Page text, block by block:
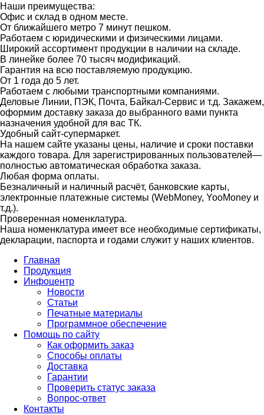
Наши преимущества:
Офис и склад в одном месте.
От ближайшего метро 7 минут пешком.
Работаем с юридическими и физическими лицами.
Широкий ассортимент продукции в наличии на складе.
В линейке более 70 тысяч модификаций.
Гарантия на всю поставляемую продукцию.
От 1 года до 5 лет.
Работаем с любыми транспортными компаниями.
Деловые Линии, ПЭК, Почта, Байкал-Сервис и т.д. Закажем,
оформим доставку заказа до выбранного вами пункта
назначения удобной для вас ТК.
Удобный сайт-супермаркет.
На нашем сайте указаны цены, наличие и сроки поставки
каждого товара. Для зарегистрированных пользователей—
полностью автоматическая обработка заказа.
Любая форма оплаты.
Безналичный и наличный расчёт, банковские карты,
электронные платежные системы (WebMoney, YooMoney и
т.д.).
Проверенная номенклатура.
Наша номенклатура имеет все необходимые сертификаты,
декларации, паспорта и годами служит у наших клиентов.
Главная
Продукция
Инфоцентр
Новости
Статьи
Печатные материалы
Программное обеспечение
Помощь по сайту
Как оформить заказ
Способы оплаты
Доставка
Гарантии
Проверить статус заказа
Вопрос-ответ
Контакты